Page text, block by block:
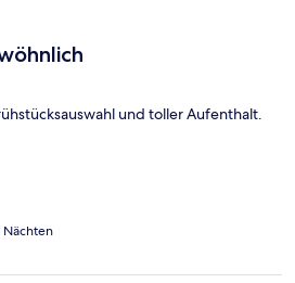
und toller Aufenthalt.
Nächten